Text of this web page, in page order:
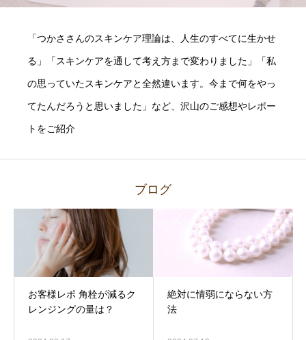
「つかささんのスキンケア理論は、人生のすべてに生かせ
る」「スキンケアを通して考え方まで変わりました」「私
の思っていたスキンケアと全然違います。今まで何をやっ
てたんだろうと思いました」など、沢山のご感想やレポー
トをご紹介
ブログ
お客様レポ 角栓が減るク
レンジングの量は？
絶対に情弱にならない方
法